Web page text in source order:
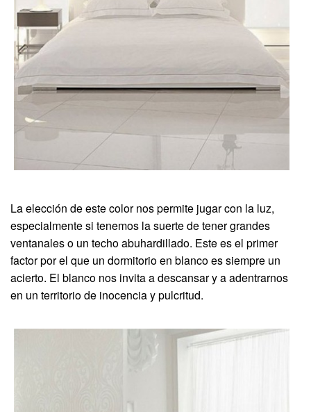
La elección de este color nos permite jugar con la luz,
especialmente si tenemos la suerte de tener grandes
ventanales o un techo abuhardillado. Este es el primer
factor por el que un dormitorio en blanco es siempre un
acierto. El blanco nos invita a descansar y a adentrarnos
en un territorio de inocencia y pulcritud.